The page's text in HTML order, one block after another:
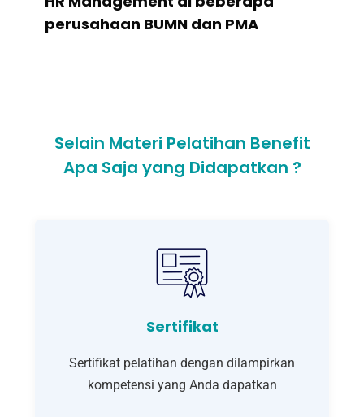
perusahaan BUMN dan PMA
Selain Materi Pelatihan Benefit
Apa Saja yang Didapatkan ?
Sertifikat
Sertifikat pelatihan dengan dilampirkan
kompetensi yang Anda dapatkan